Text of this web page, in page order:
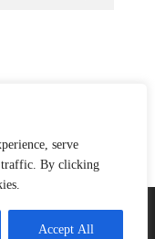
serve
traffic. By clicking
Accept All